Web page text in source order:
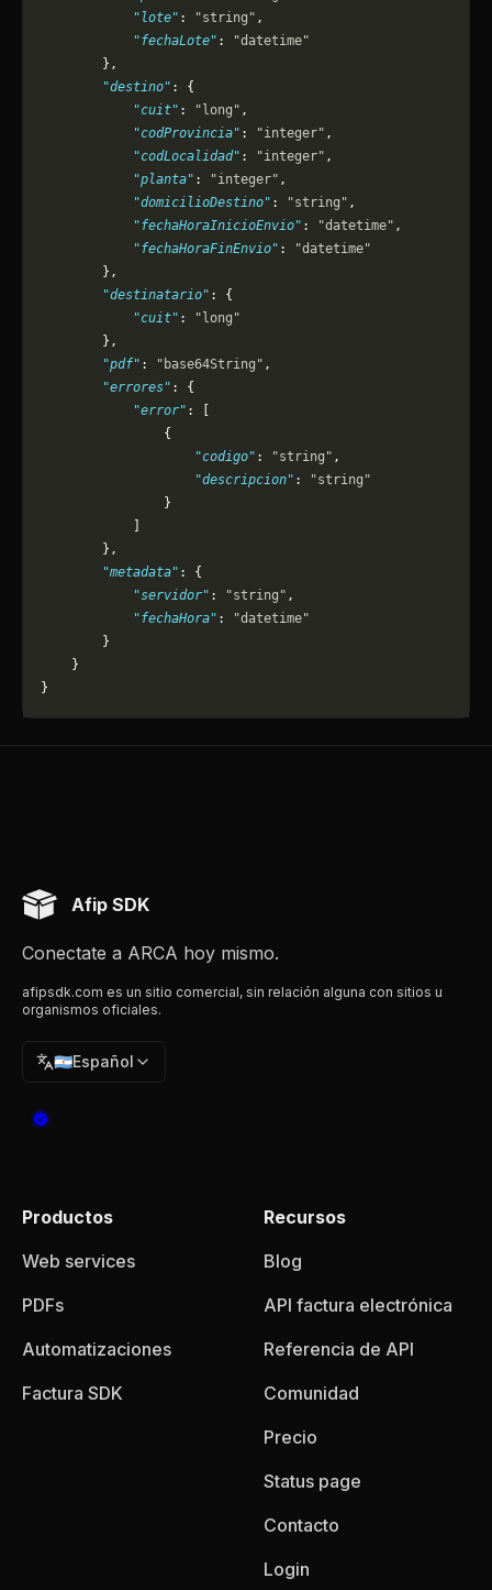
            "lote"
: "string" ,
            "fechaLote"
:
"datetime"
        },
        "destino"
: {
            "cuit"
: "long" ,
            "codProvincia"
: "integer" ,
            "codLocalidad"
: "integer" ,
            "planta"
: "integer" ,
            "domicilioDestino"
: "string" ,
            "fechaHoraInicioEnvio"
: "datetime" ,
            "fechaHoraFinEnvio"
:
"datetime"
        },
        "destinatario"
: {
            "cuit"
:
"long"
        },
        "pdf"
: "base64String" ,
        "errores"
: {
            "error"
: [
                {
                    "codigo"
: "string" ,
                    "descripcion"
:
"string"
                }
        },
        "metadata"
: {
            "servidor"
: "string" ,
            "fechaHora"
:
"datetime"
        }
    }
}
Afip SDK
Conectate a ARCA hoy mismo.
afipsdk.com es un sitio comercial, sin relación alguna con sitios u
organismos oficiales.
🇦🇷Español
Productos
Web services
PDFs
Automatizaciones
Factura SDK
Recursos
Blog
API factura electrónica
Referencia de API
Comunidad
Precio
Status page
Contacto
Login